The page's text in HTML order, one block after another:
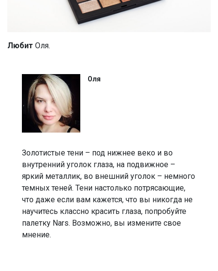
Любит Оля.
Оля
Золотистые тени – под нижнее веко и во
внутренний уголок глаза, на подвижное –
яркий металлик, во внешний уголок – немного
темных теней. Тени настолько потрясающие,
что даже если вам кажется, что вы никогда не
научитесь классно красить глаза, попробуйте
палетку Nars. Возможно, вы измените свое
мнение.